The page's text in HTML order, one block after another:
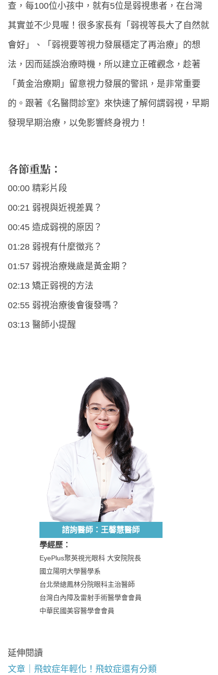
查，每100位小孩中，就有5位是弱視患者，在台灣
其實並不少見喔！很多家長有「弱視等長大了自然就
會好」、「弱視要等視力發展穩定了再治療」的想
法，因而延誤治療時機，所以建立正確觀念，趁著
「黃金治療期」留意視力發展的警訊，是非常重要
的。跟著《名醫問診室》來快速了解何謂弱視，早期
發現早期治療，以免影響終身視力！
各節重點：
00:00 精彩片段
00:21 弱視與近視差異？
00:45 造成弱視的原因？
01:28 弱視有什麼徵兆？
01:57 弱視治療幾歲是黃金期？
02:13 矯正弱視的方法
02:55 弱視治療後會復發嗎？
03:13 醫師小提醒
諮詢醫師：王馨慧醫師
學經歷：
EyePlus聚英視光眼科 大安院院長
國立陽明大學醫學系
台北榮總鳳林分院眼科主治醫師
台灣白內障及雷射手術醫學會會員
中華民國美容醫學會會員
延伸閱讀
文章｜飛蚊症年輕化！飛蚊症還有分類